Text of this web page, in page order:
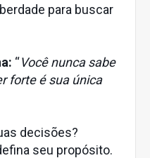
para buscar
“Você nunca sabe
forte é sua única
decisões?
seu propósito.